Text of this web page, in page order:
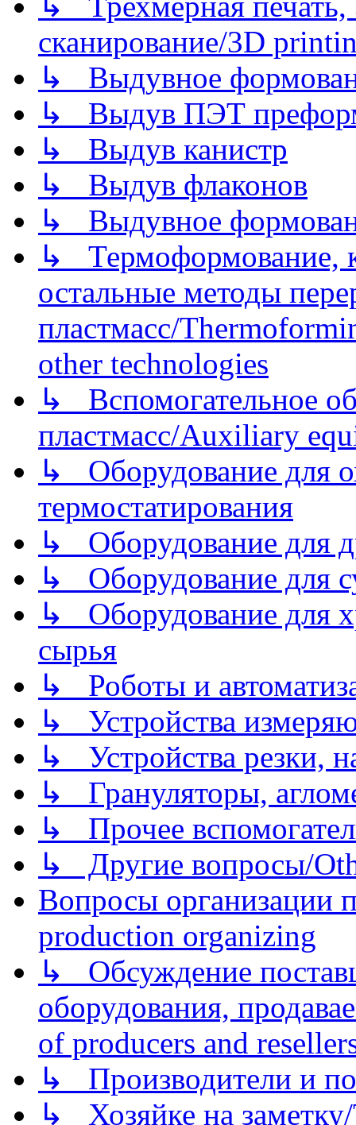
сканирование/3D
↳ Выдувное
↳ Выдув ПЭТ
↳ Выдув канистр
↳ Выдув флаконов
↳ Выдувное
↳ Термоформование,
остальные методы
пластмасс/
other technologies
↳ Вспомогательное
пластмасс/Auxiliary
↳ Оборудование для
термостатирования
↳ Оборудование для
↳ Оборудование для
↳ Оборудование для
сырья
↳ Роботы и
↳ Устройства
↳ Устройства резки,
↳ Грануляторы,
↳ Прочее
↳ Другие вопросы/
Вопросы организации
production organizing
↳ Обсуждение
оборудования,
of producers and
↳ Производители и
↳ Хозяйке на